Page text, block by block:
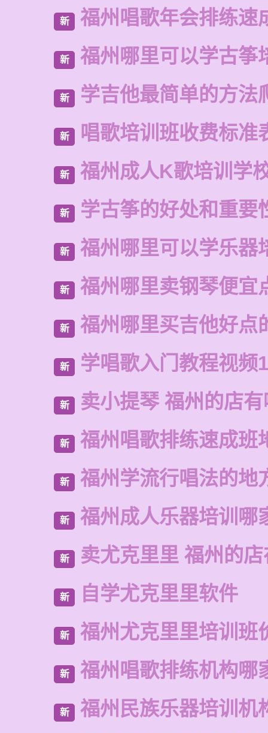
新 福州唱歌年会排练速
新 福州哪里可以学古筝
新 学吉他最简单的方法
新 唱歌培训班收费标准
新 福州成人K歌培训学
新 学古筝的好处和重要
新 福州哪里可以学乐器
新 福州哪里卖钢琴便宜
新 福州哪里买吉他好点
新 学唱歌入门教程视频
新 卖小提琴 福州的店
新 福州唱歌排练速成班
新 福州学流行唱法的地
新 福州成人乐器培训哪
新 卖尤克里里 福州的
新 自学尤克里里软件
新 福州尤克里里培训班
新 福州唱歌排练机构哪
新 福州民族乐器培训机